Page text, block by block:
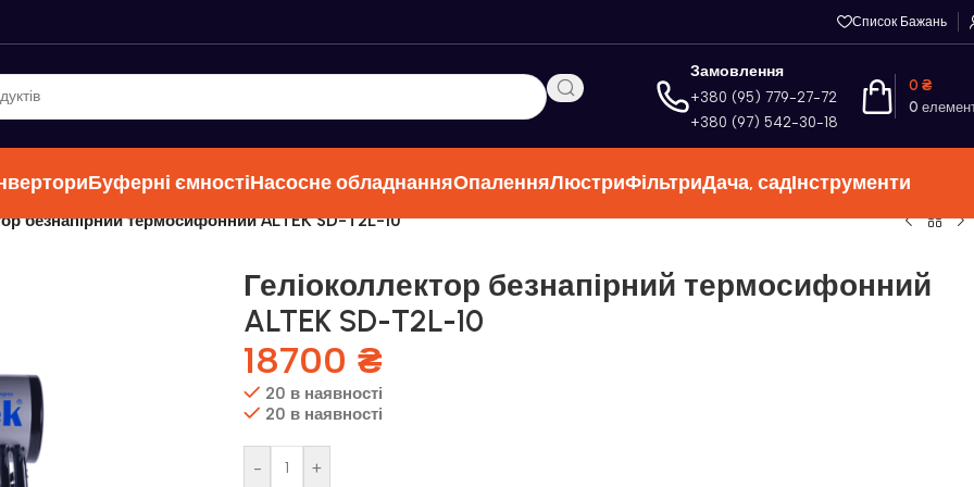
Список Бажань
Замовлення
+380 (95) 779-27-72
+380 (97) 542-30-18
0
0 ₴
Буферні ємностіНасосне обладнанняОпаленняЛюстриФільтриДача, садІнструменти
безнапірний термосифонний ALTEK SD-T2L-10
Геліоколлектор безнапірний термосифонний
ALTEK SD-T2L-10
18700 ₴
20 в наявності
20 в наявності
- +